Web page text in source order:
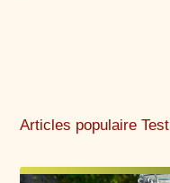
Articles populaire Test